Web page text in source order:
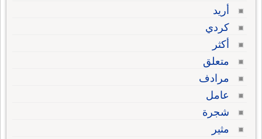
أريد
كردي
أكثر
متعلق
مرادف
عامل
شجرة
مثير